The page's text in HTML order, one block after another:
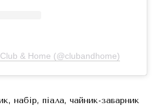
& Home (@clubandhome)
набір, піала, чайник-заварник